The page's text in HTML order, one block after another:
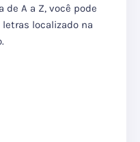
A a Z, você pode
localizado na